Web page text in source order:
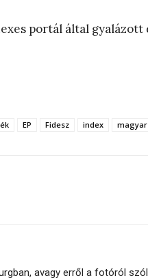
portál által
EP Fidesz index magyar
avagy erről a fotóról